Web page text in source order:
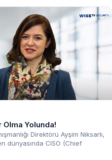
Olma Yolunda!
Direktörü Ayşim Niksarlı,
dünyasında CISO (Chief